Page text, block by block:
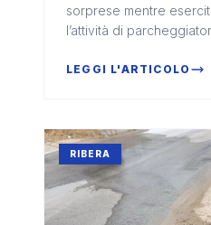
sorprese mentre
l’attività di
LEGGI L'ARTICOLO
RIBERA